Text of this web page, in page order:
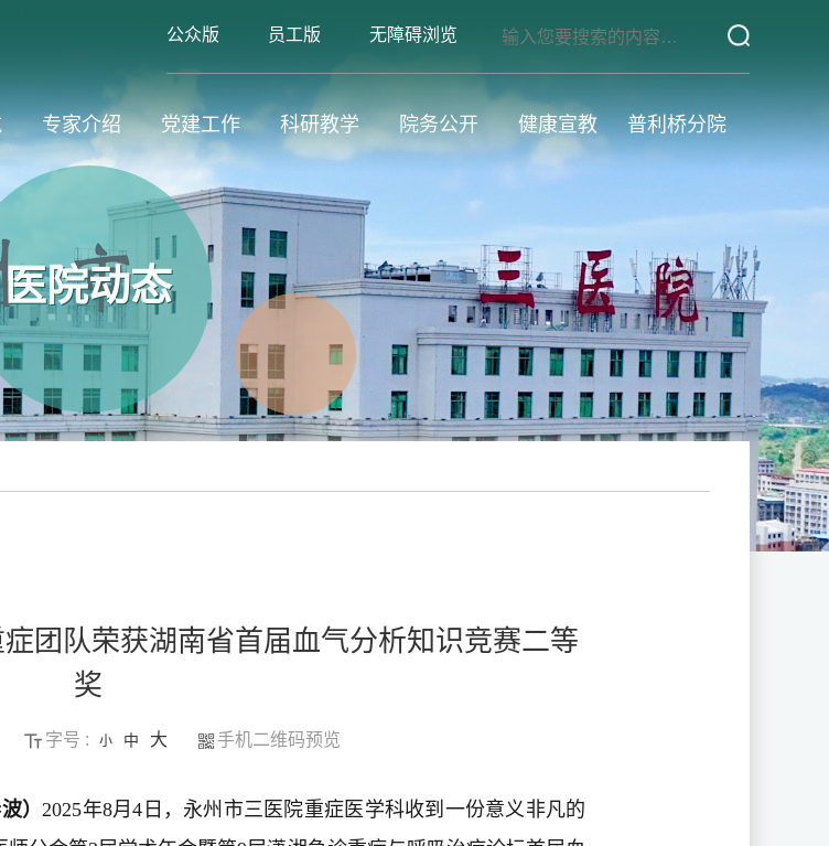
公众版 员工版 无障碍浏览
专家介绍 党建工作 科研教学 院务公开 健康宣教 普利桥分院
医院动态
团队荣获湖南省首届血气分析知识竞赛二等
奖
字号 : 小 中 大 手机二维码预览
）2025年8月4日，永州市三医院重症医学科收到一份意义非凡的